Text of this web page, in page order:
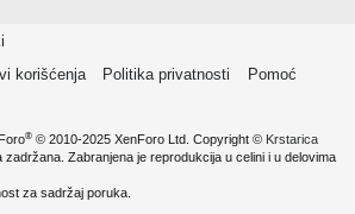
korišćenja Politika privatnosti
Pomoć
® © 2010-2025 XenForo Ltd. Copyright © Krstarica
zadržana. Zabranjena je reprodukcija u celini i u delovima
za sadržaj poruka.